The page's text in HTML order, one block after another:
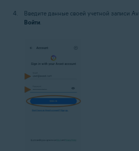
Введите данные своей учетной записи
Войти.